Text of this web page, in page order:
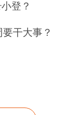
登？
干大事？